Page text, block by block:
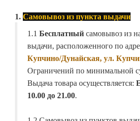
1. Самовывоз из пункта выдачи
1.1 Бесплатный самовывоз из
выдачи, расположенного по
Купчино/Дунайская, ул.
Ограничений по минимальной
Выдача товара осуществляется:
10.00 до 21.00.